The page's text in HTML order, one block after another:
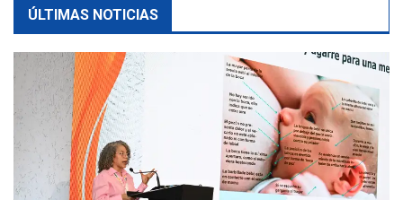
ÚLTIMAS NOTICIAS